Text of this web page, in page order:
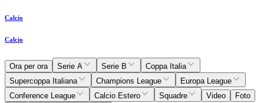
Calcio
Calcio
Ora per ora Serie A Serie B
Coppa Italia
Supercoppa Italiana
Champions League
Europa League
Conference League
Calcio Estero Squadre Video
Foto